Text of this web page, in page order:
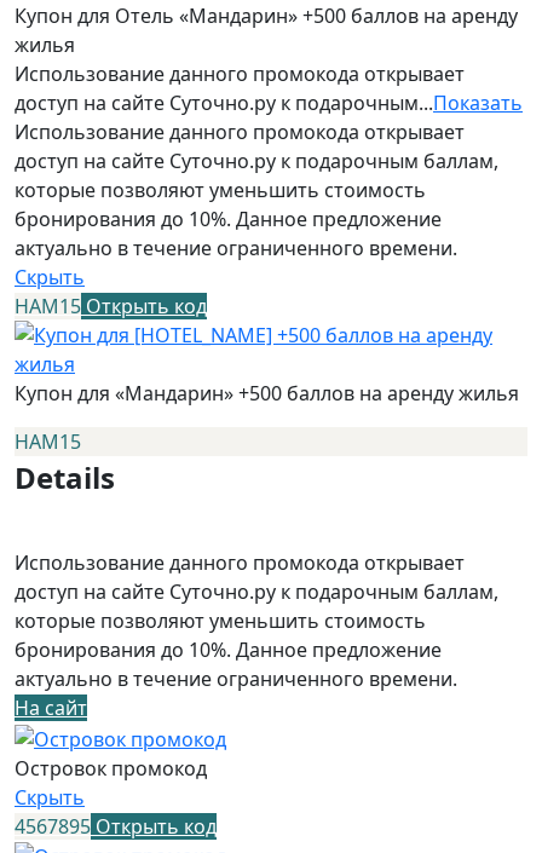
Купон для Отель «Мандарин» +500 баллов на аренду
жилья
Использование данного промокода открывает
доступ на сайте Суточно.ру к подарочным...Показать
Использование данного промокода открывает
доступ на сайте Суточно.ру к подарочным баллам,
которые позволяют уменьшить стоимость
бронирования до 10%. Данное предложение
актуально в течение ограниченного времени.
Скрыть
НАМ15 Открыть код
Купон для «Мандарин» +500 баллов на аренду жилья
НАМ15
Details
Использование данного промокода открывает
доступ на сайте Суточно.ру к подарочным баллам,
которые позволяют уменьшить стоимость
бронирования до 10%. Данное предложение
актуально в течение ограниченного времени.
На сайт
Островок промокод
Скрыть
4567895 Открыть код